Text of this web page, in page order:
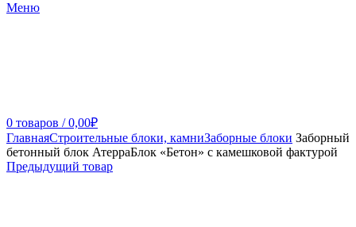
Меню
0 товаров / 0,00₽
ГлавнаяСтроительные блоки, камниЗаборные блоки Заборный
бетонный блок АтерраБлок «Бетон» с камешковой фактурой
Предыдущий товар